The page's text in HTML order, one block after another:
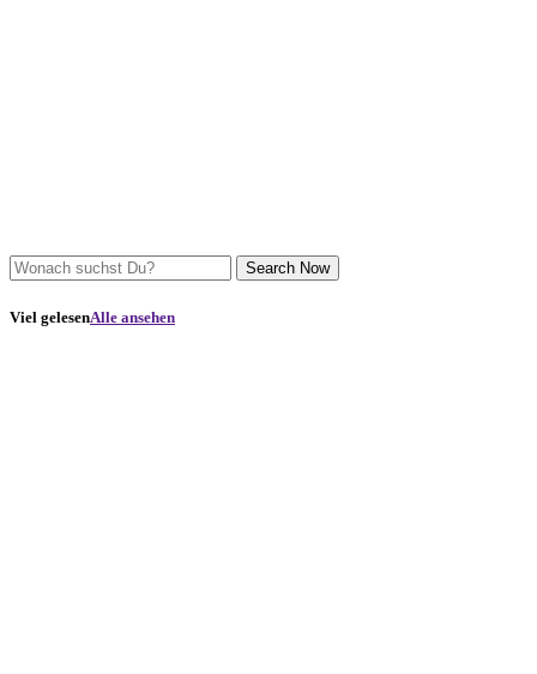
Search Now
Viel gelesenAlle ansehen